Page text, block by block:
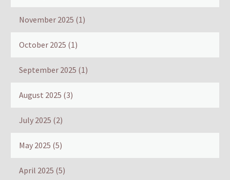
November 2025 (1)
October 2025 (1)
September 2025 (1)
August 2025 (3)
July 2025 (2)
May 2025 (5)
April 2025 (5)